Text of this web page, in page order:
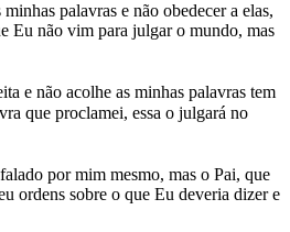
palavras e não obedecer a elas,
Eu não vim para julgar o mundo, mas
e não acolhe as minhas palavras tem
que proclamei, essa o julgará no
por mim mesmo, mas o Pai, que
ordens sobre o que Eu deveria dizer e